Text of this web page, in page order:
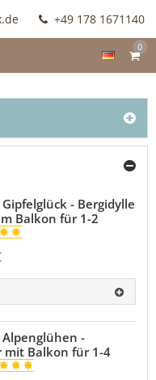
+49 178 1671140
0
- Bergidylle
Balkon für 1-2
-
Balkon für 1-4